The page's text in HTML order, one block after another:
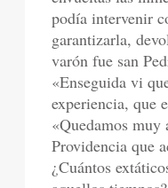
podía intervenir
garantizarla,
varón fue san
«Enseguida vi
experiencia, que
«Quedamos
Providencia que
¿Cuántos